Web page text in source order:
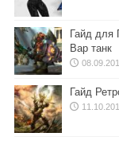
Гайд для
Вар танк
Гайд